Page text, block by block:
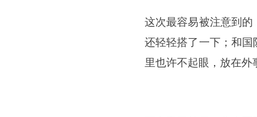
这次最容易被注意到
还轻轻搭了一下；和
里也许不起眼，放在